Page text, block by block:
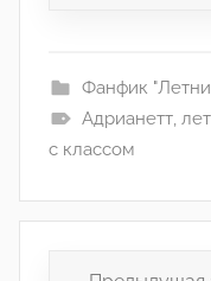
Фанфик
Адрианетт,
с классом